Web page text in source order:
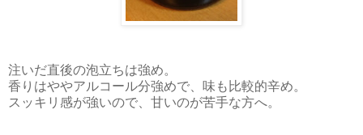
注いだ直後の泡立ちは強め。
香りはややアルコール分強めで、味も比較的辛め。
スッキリ感が強いので、甘いのが苦手な方へ。